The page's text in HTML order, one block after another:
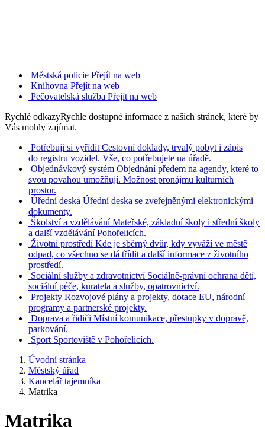
Městská policie Přejít na web
Knihovna Přejít na web
Pečovatelská služba Přejít na web
Rychlé odkazyRychle dostupné informace z našich stránek, které by
Vás mohly zajímat.
Potřebuji si vyřídit Cestovní doklady, trvalý pobyt i zápis
do registru vozidel. Vše, co potřebujete na úřadě.
Objednávkový systém Objednání předem na agendy, které to
svou povahou umožňují. Možnost pronájmu kulturních
prostor.
Úřední deska Úřední deska se zveřejněnými elektronickými
dokumenty.
Školství a vzdělávání Mateřské, základní školy i střední školy
a další vzdělávání Pohořelicích.
Životní prostředí Kde je sběrný dvůr, kdy vyváží ve městě
odpad, co všechno se dá třídit a další informace z životního
prostředí.
Sociální služby a zdravotnictví Sociálně-právní ochrana dětí,
sociální péče, kuratela a služby, opatrovnictví.
Projekty Rozvojové plány a projekty, dotace EU, národní
programy a partnerské projekty.
Doprava a řidiči Místní komunikace, přestupky v dopravě,
parkování.
Sport Sportoviště v Pohořelicích.
Úvodní stránka
Městský úřad
Kancelář tajemníka
Matrika
Matrika